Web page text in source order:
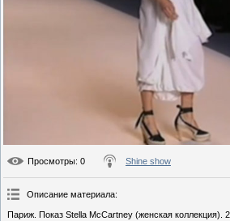
Просмотры: 0 Shine show
Описание материала:
Париж. Показ Stella McCartney (женская коллекция).